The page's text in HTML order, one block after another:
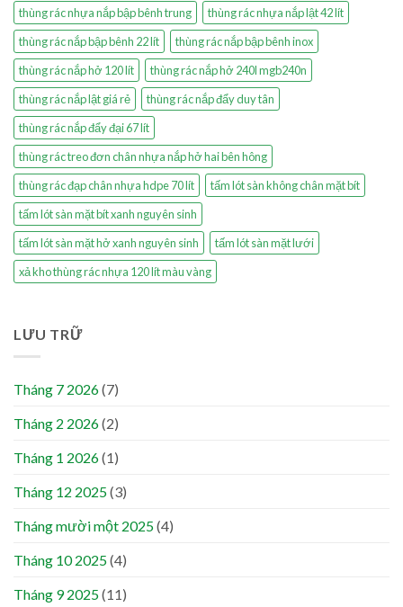
thùng rác nhựa nắp bập bênh trung
thùng rác nhựa nắp lật 42 lít
thùng rác nắp bập bênh 22 lít
thùng rác nắp bập bênh inox
thùng rác nắp hở 120 lít
thùng rác nắp hở 240l mgb240n
thùng rác nắp lật giá rẻ
thùng rác nắp đẩy duy tân
thùng rác nắp đẩy đại 67 lít
thùng rác treo đơn chân nhựa nắp hở hai bên hông
thùng rác đạp chân nhựa hdpe 70 lít
tấm lót sàn không chân mặt bít
tấm lót sàn mặt bít xanh nguyên sinh
tấm lót sàn mặt hở xanh nguyên sinh
tấm lót sàn mặt lưới
xả kho thùng rác nhựa 120 lít màu vàng
LƯU TRỮ
Tháng 7 2026(7)
Tháng 2 2026(2)
Tháng 1 2026(1)
Tháng 12 2025(3)
Tháng mười một 2025(4)
Tháng 10 2025(4)
Tháng 9 2025(11)